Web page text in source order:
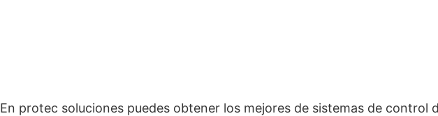
En protec soluciones puedes obtener los mejores de sistemas de control